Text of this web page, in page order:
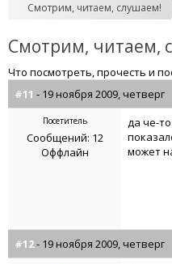
Смотрим, читаем, слушаем!
Смотрим, читаем,
Что посмотреть, прочесть и
#11 - 19 ноября 2009, четверг
Посетитель
Сообщений: 12
Оффлайн
да че-
может
#12- 19 ноября 2009, четверг